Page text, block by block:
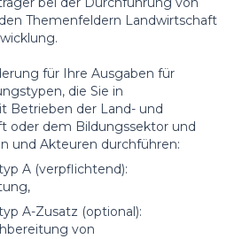
Themenfeldern Landwirtschaft
für Ihre Ausgaben für
die Sie in
Betrieben der Land- und
oder dem Bildungssektor und
und Akteuren durchführen:
A (verpflichtend):
A-Zusatz (optional):
von